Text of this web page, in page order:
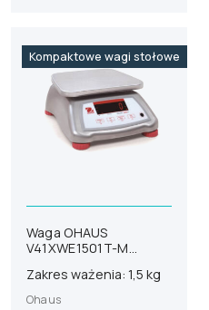
Kompaktowe wagi stołowe
Waga OHAUS
V41XWE1501T-M
Zakres ważenia: 1,5 kg
Ohaus